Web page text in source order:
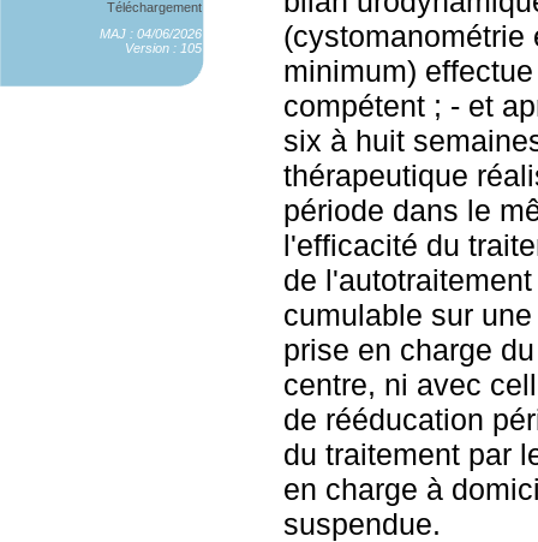
Téléchargement
MAJ : 04/06/2026
Version : 105
(cystomanométrie
minimum)
compétent ; - et
six à huit
thérapeutique
période dans le
l'efficacité du
de
cumulable sur
prise en charge
centre, ni avec
de rééducation
du traitement par
en charge à
suspendue.